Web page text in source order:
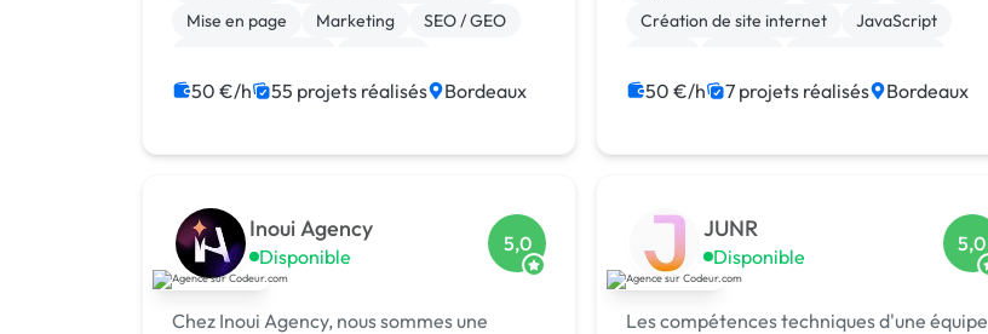
captivent les utilisateurs. Je vou...
Mise en page
Marketing
SEO / GEO
Community management
Formation
50 €/h 55 projets réalisés Bordeaux
Création de site internet
JavaScript
Site clé en main
Test, recette, qualification
50 €/h 7 projets réalisés Bordeaux
Inoui Agency
Disponible
5,0
Chez Inoui Agency, nous sommes une
JUNR
Disponible
5,0
Les compétences techniques d'une équipe